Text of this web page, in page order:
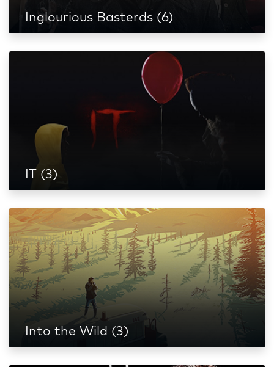
Inglourious Basterds (6)
IT (3)
Into the Wild (3)